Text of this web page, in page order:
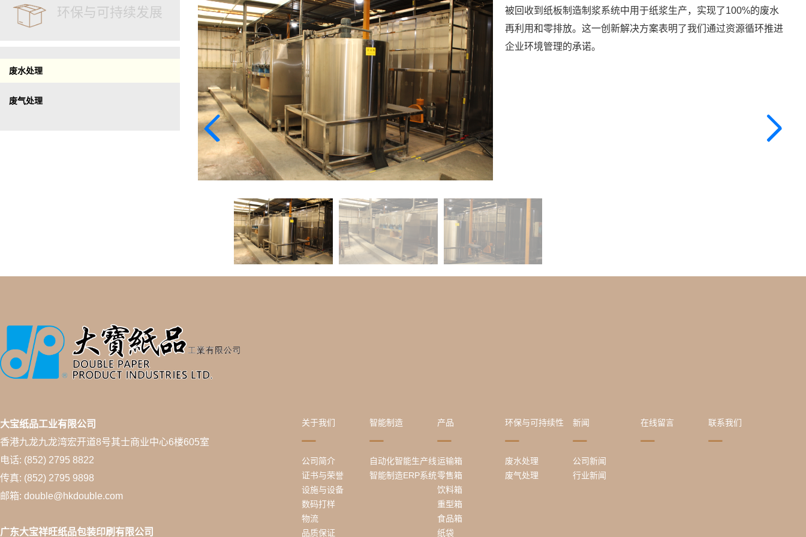
环保与可持续发展
废水处理
废气处理
被回收到纸板制造制浆系统中用于纸浆生产，实现了100%的废水
再利用和零排放。这一创新解决方案表明了我们通过资源循环推进
企业环境管理的承诺。
大宝纸品工业有限公司
香港九龙九龙湾宏开道8号其士商业中心6楼605室
电话: (852) 2795 8822
传真: (852) 2795 9898
邮箱: double@hkdouble.com
广东大宝祥旺纸品包装印刷有限公司
关于我们
公司简介
证书与荣誉
设施与设备
数码打样
物流
品质保证
智能制造
自动化智能生产线
智能制造ERP系统
产品
运输箱
零售箱
饮料箱
重型箱
食品箱
纸袋
环保与可持续性
废水处理
废气处理
新闻
公司新闻
行业新闻
在线留言 联系我们